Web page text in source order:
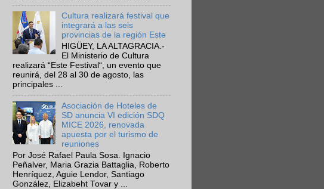
Cultura realizará festival que
integrará a las seis
provincias de la región Este
HIGÜEY, LA ALTAGRACIA.-
El Ministerio de Cultura
realizará “Este Festival“, un evento que
reunirá, del 28 al 30 de agosto, las
principales ...
Asociación de Hoteles de
SD anuncia VI edición SDQ
MICE 2026, renovada
apuesta por el turismo de
reuniones
Por José Rafael Paula Sosa. Ignacio
Peñalver, Maria Grazia Battaglia, Roberto
Henríquez, Aguie Lendor, Santiago
González, Elizabeht Tovar y ...